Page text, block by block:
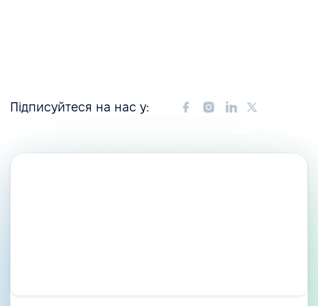
Підписуйтеся на нас у: